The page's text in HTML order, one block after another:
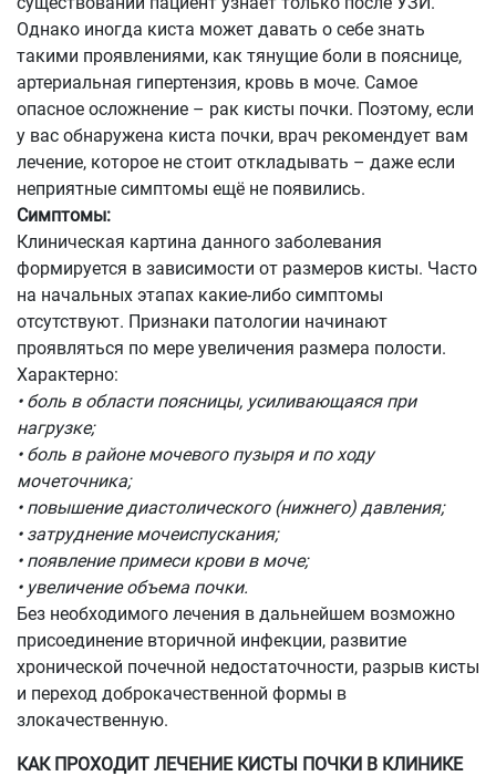
Однако иногда киста может давать о себе знать
такими проявлениями, как тянущие боли в пояснице,
артериальная гипертензия, кровь в моче. Самое
опасное осложнение – рак кисты почки. Поэтому, если
у вас обнаружена киста почки, врач рекомендует вам
лечение, которое не стоит откладывать – даже если
неприятные симптомы ещё не появились.
Симптомы:
Клиническая картина данного заболевания
формируется в зависимости от размеров кисты. Часто
на начальных этапах какие-либо симптомы
отсутствуют. Признаки патологии начинают
проявляться по мере увеличения размера полости.
Характерно:
• боль в области поясницы, усиливающаяся при
нагрузке;
• боль в районе мочевого пузыря и по ходу
мочеточника;
• повышение диастолического (нижнего) давления;
• затруднение мочеиспускания;
• появление примеси крови в моче;
• увеличение объема почки.
Без необходимого лечения в дальнейшем возможно
присоединение вторичной инфекции, развитие
хронической почечной недостаточности, разрыв кисты
и переход доброкачественной формы в
злокачественную.
КАК ПРОХОДИТ ЛЕЧЕНИЕ КИСТЫ ПОЧКИ В КЛИНИКЕ